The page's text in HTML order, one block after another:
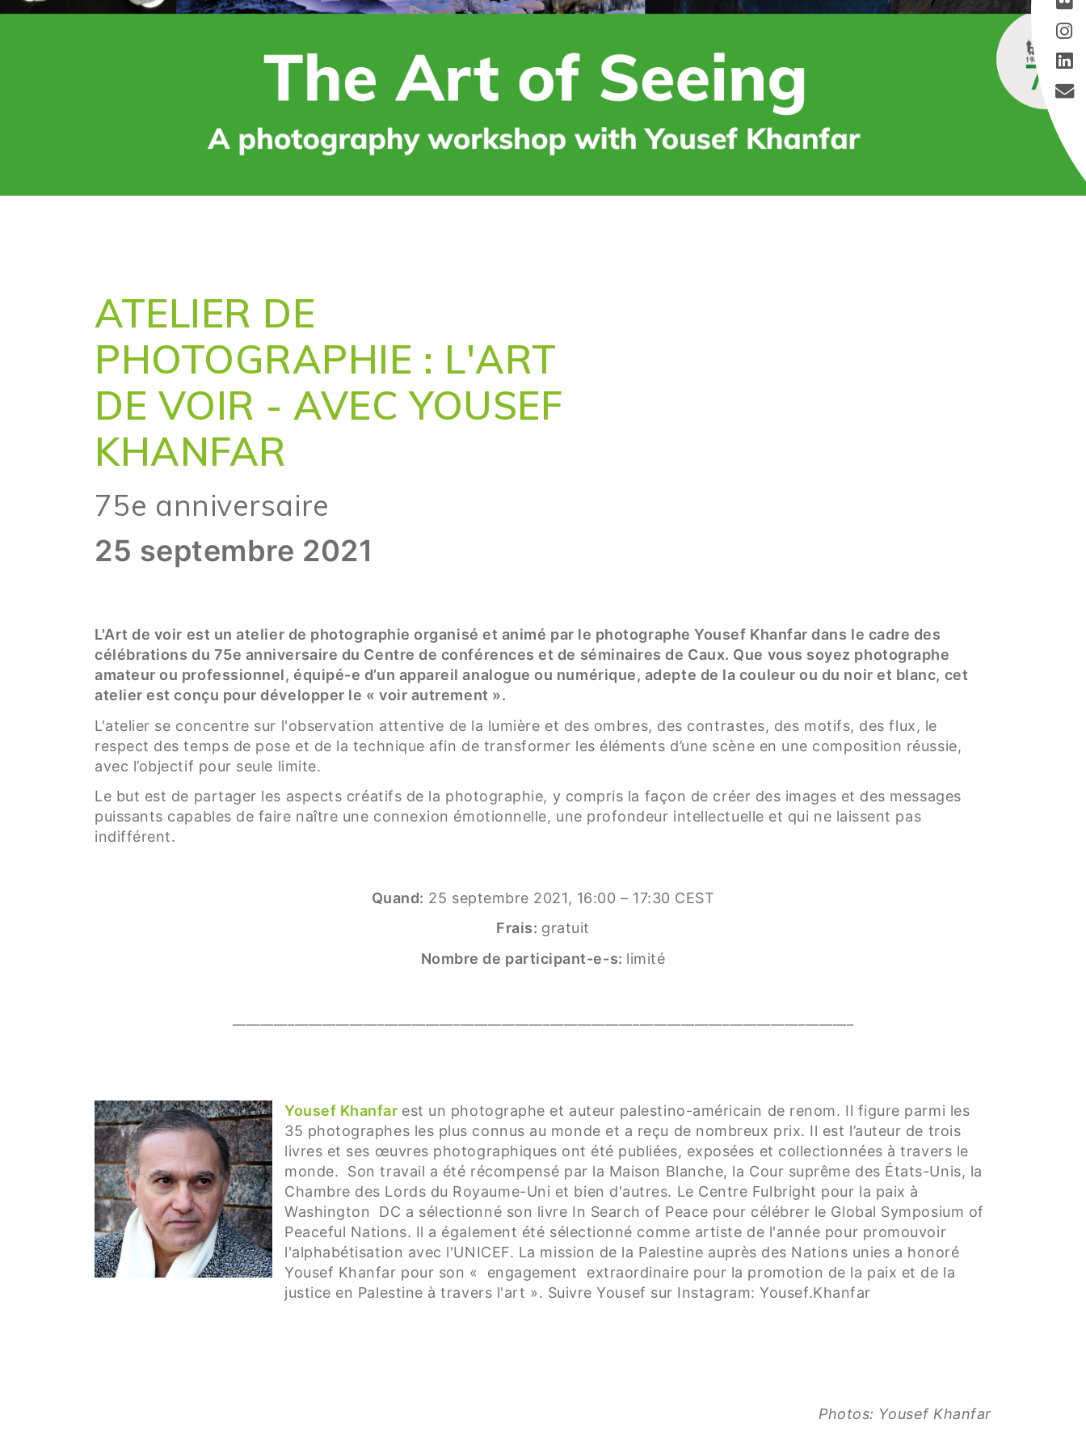
ATELIER DE
PHOTOGRAPHIE : L'ART
DE VOIR - AVEC YOUSEF
KHANFAR
75e anniversaire
25 septembre 2021
L'Art de voir est un atelier de photographie organisé et animé par le photographe Yousef Khanfar dans le cadre des
célébrations du 75e anniversaire du Centre de conférences et de séminaires de Caux. Que vous soyez photographe
amateur ou professionnel, équipé-e d’un appareil analogue ou numérique, adepte de la couleur ou du noir et blanc, cet
atelier est conçu pour développer le « voir autrement ».
L'atelier se concentre sur l'observation attentive de la lumière et des ombres, des contrastes, des motifs, des flux, le
respect des temps de pose et de la technique afin de transformer les éléments d’une scène en une composition réussie,
avec l’objectif pour seule limite.
Le but est de partager les aspects créatifs de la photographie, y compris la façon de créer des images et des messages
puissants capables de faire naître une connexion émotionnelle, une profondeur intellectuelle et qui ne laissent pas
indifférent.
Quand: 25 septembre 2021, 16:00 – 17:30 CEST
Frais: gratuit
Nombre de participant-e-s: limité
Yousef Khanfar est un photographe et auteur palestino-américain de renom. Il figure parmi les
35 photographes les plus connus au monde et a reçu de nombreux prix. Il est l’auteur de trois
livres et ses œuvres photographiques ont été publiées, exposées et collectionnées à travers le
monde. Son travail a été récompensé par la Maison Blanche, la Cour suprême des États-Unis, la
Chambre des Lords du Royaume-Uni et bien d'autres. Le Centre Fulbright pour la paix à
Washington DC a sélectionné son livre In Search of Peace pour célébrer le Global Symposium of
Peaceful Nations. Il a également été sélectionné comme artiste de l'année pour promouvoir
l'alphabétisation avec l'UNICEF. La mission de la Palestine auprès des Nations unies a honoré
Yousef Khanfar pour son « engagement extraordinaire pour la promotion de la paix et de la
justice en Palestine à travers l'art ». Suivre Yousef sur Instagram: Yousef.Khanfar
Photos: Yousef Khanfar